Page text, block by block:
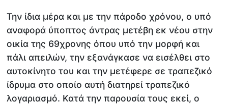
Την ίδια μέρα και με την πάροδο χρόνου, ο υπό
αναφορά ύποπτος άντρας μετέβη εκ νέου στην
οικία της 69χρονης όπου υπό την μορφή και
πάλι απειλών, την εξανάγκασε να εισέλθει στο
αυτοκίνητο του και την μετέφερε σε τραπεζικό
ίδρυμα στο οποίο αυτή διατηρεί τραπεζικό
λογαριασμό. Κατά την παρουσία τους εκεί, ο